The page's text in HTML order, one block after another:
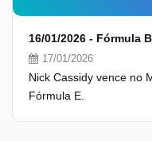
16/01/2026 - Fórmula
17/01/2026
Nick Cassidy vence no
Fórmula E.